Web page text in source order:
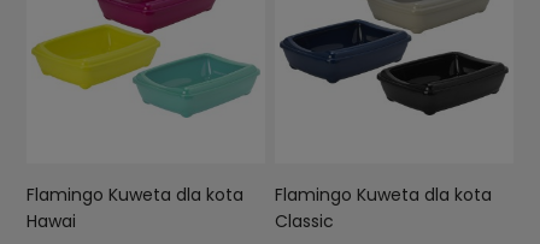
Flamingo Kuweta dla kota
Hawai
Flamingo Kuweta dla kota
Classic